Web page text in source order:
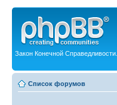
Закон Конечной Справедливости.
Список форумов